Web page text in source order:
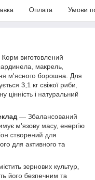
Оплата Умови
виготовлений
макрель,
м'ясного борошна. Для
3,1 кг свіжої риби,
і натуральний
— Збалансований
м'язову масу, енергію
створений для
для активного та
зернових культур,
його безпечним та